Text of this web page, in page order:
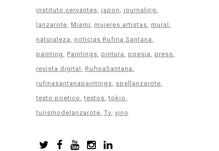
instituto cervantes japon
journaling
lanzarote Miami mujeres artistas mural
naturaleza
noticias Rufina Santana
painting
Paintings pintura poesia
press
revista digital
RufinaSantana
rufinasantanapaintings
spellanzarote
texto poetico
textos tokio
turismodelanzarote Tv vino